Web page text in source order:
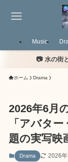
Music
📷 水の街
ホーム Drama
2026年6月
「アバタ
題の実写映
Drama 2026